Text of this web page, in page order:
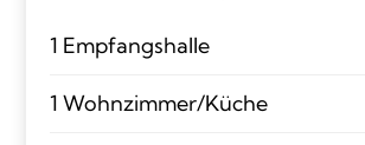
1 Empfangshalle
1 Wohnzimmer/Küche